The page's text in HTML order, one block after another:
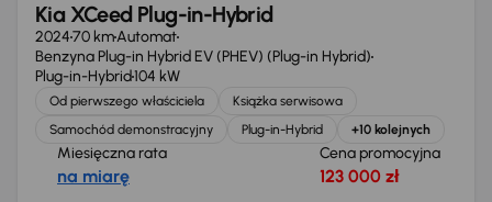
Kia XCeed Plug-in-Hybrid
202470 kmAutomat
Benzyna Plug-in Hybrid EV (PHEV) (Plug-in Hybrid)
Plug-in-Hybrid104 kW
Od pierwszego właściciela
Książka serwisowa
Samochód demonstracyjny
Plug-in-Hybrid +10 kolejnych
Miesięczna rata
na miarę
Cena promocyjna
123 000 zł